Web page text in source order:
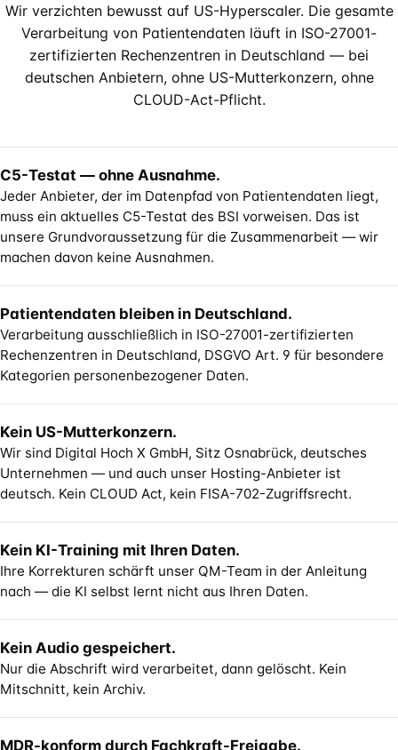
Wir verzichten bewusst auf US-Hyperscaler. Die gesamte
Verarbeitung von Patientendaten läuft in ISO-27001-
zertifizierten Rechenzentren in Deutschland — bei
deutschen Anbietern, ohne US-Mutterkonzern, ohne
CLOUD-Act-Pflicht.
C5-Testat — ohne Ausnahme.
Jeder Anbieter, der im Datenpfad von Patientendaten liegt,
muss ein aktuelles C5-Testat des BSI vorweisen. Das ist
unsere Grundvoraussetzung für die Zusammenarbeit — wir
machen davon keine Ausnahmen.
Patientendaten bleiben in Deutschland.
Verarbeitung ausschließlich in ISO-27001-zertifizierten
Rechenzentren in Deutschland, DSGVO Art. 9 für besondere
Kategorien personenbezogener Daten.
Kein US-Mutterkonzern.
Wir sind Digital Hoch X GmbH, Sitz Osnabrück, deutsches
Unternehmen — und auch unser Hosting-Anbieter ist
deutsch. Kein CLOUD Act, kein FISA-702-Zugriffsrecht.
Kein KI-Training mit Ihren Daten.
Ihre Korrekturen schärft unser QM-Team in der Anleitung
nach — die KI selbst lernt nicht aus Ihren Daten.
Kein Audio gespeichert.
Nur die Abschrift wird verarbeitet, dann gelöscht. Kein
Mitschnitt, kein Archiv.
MDR-konform durch Fachkraft-Freigabe.